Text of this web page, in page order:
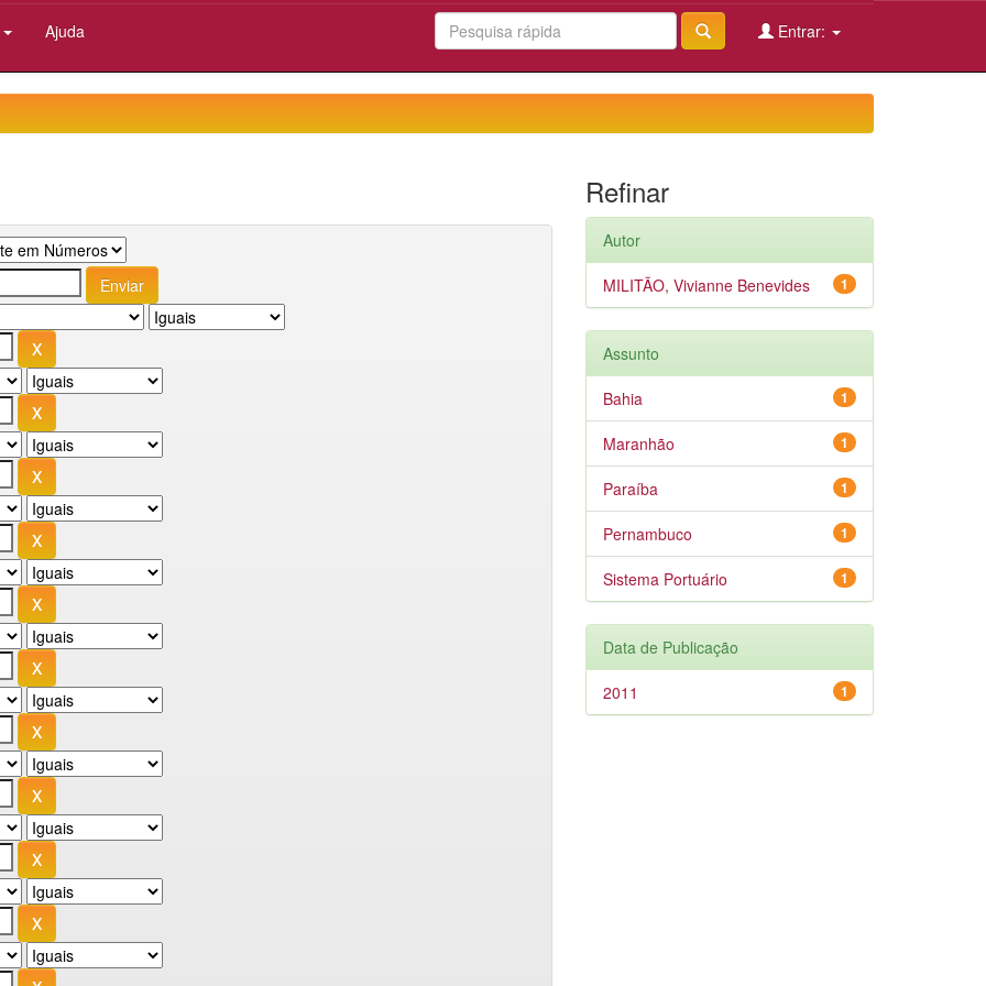
Ajuda Entrar:
Refinar
Autor
1
MILITÃO, Vivianne Benevides
Assunto
1
Bahia
1
Maranhão
1
Paraíba
1
Pernambuco
1
Sistema Portuário
Data de Publicação
1
2011